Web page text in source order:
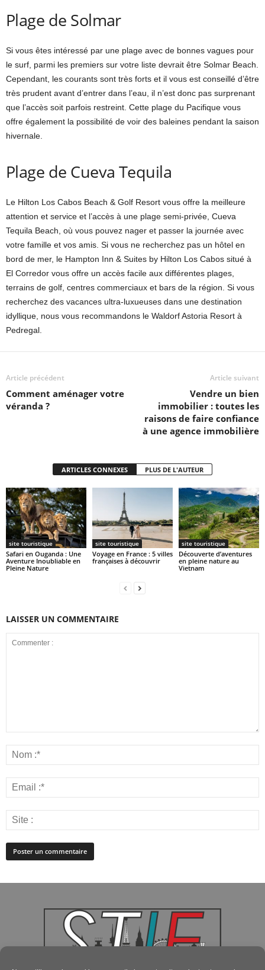
Plage de Solmar
Si vous êtes intéressé par une plage avec de bonnes vagues pour
le surf, parmi les premiers sur votre liste devrait être Solmar Beach.
Cependant, les courants sont très forts et il vous est conseillé d’être
très prudent avant d’entrer dans l’eau, il n’est donc pas surprenant
que l’accès soit parfois restreint. Cette plage du Pacifique vous
offre également la possibilité de voir des baleines pendant la saison
hivernale.
Plage de Cueva Tequila
Le Hilton Los Cabos Beach & Golf Resort vous offre la meilleure
attention et service et l’accès à une plage semi-privée, Cueva
Tequila Beach, où vous pouvez nager et passer la journée avec
votre famille et vos amis. Si vous ne recherchez pas un hôtel en
bord de mer, le Hampton Inn & Suites by Hilton Los Cabos situé à
El Corredor vous offre un accès facile aux différentes plages,
terrains de golf, centres commerciaux et bars de la région. Si vous
recherchez des vacances ultra-luxueuses dans une destination
idyllique, nous vous recommandons le Waldorf Astoria Resort à
Pedregal.
Article précédent
Comment aménager votre
véranda ?
Article suivant
Vendre un bien
immobilier : toutes les
raisons de faire confiance
à une agence immobilière
ARTICLES CONNEXES PLUS DE L'AUTEUR
site touristique
Safari en Ouganda : Une
Aventure Inoubliable en
Pleine Nature
site touristique
Voyage en France : 5 villes
françaises à découvrir
site touristique
Découverte d’aventures
en pleine nature au
Vietnam
LAISSER UN COMMENTAIRE